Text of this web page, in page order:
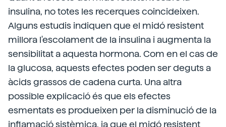
insulina, no totes les recerques coincideixen.
Alguns estudis indiquen que el midó resistent
millora l'escolament de la insulina i augmenta la
sensibilitat a aquesta hormona. Com en el cas de
la glucosa, aquests efectes poden ser deguts a
àcids grassos de cadena curta. Una altra
possible explicació és que els efectes
esmentats es produeixen per la disminució de la
inflamació sistèmica, ja que el midó resistent